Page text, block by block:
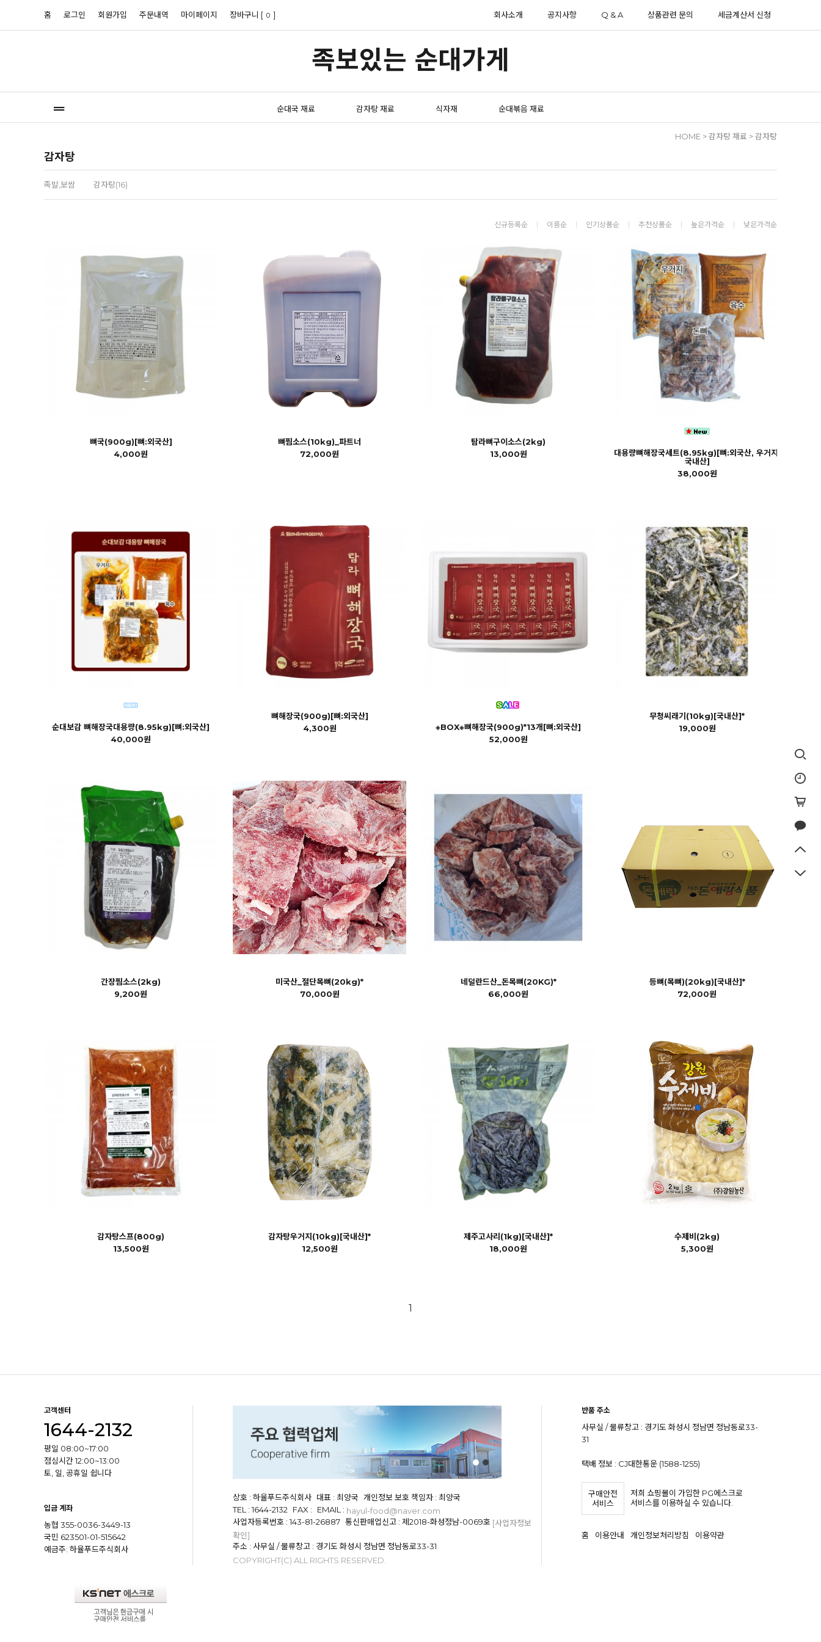
홈 로그인 회원가입 주문내역 마이페이지 장바구니 [ 0 ] 회사소개 공지사항 Q & A 상품관련 문의 세금계산서 신청
족보있는 순대가게
순대국 재료 감자탕 재료 식자재 순대볶음 재료
HOME >감자탕 재료 >감자탕
감자탕
족발,보쌈 감자탕(16)
신규등록순 이름순 인기상품순 추천상품순 높은가격순 낮은가격순
뼈국(900g)[뼈:외국산]
4,000원
뼈찜소스(10kg)_파트너
72,000원
탐라뼈구이소스(2kg)
13,000원
대용량뼈해장국세트(8.95kg)[뼈:외국산, 우거지:
국내산]
38,000원
순대보감 뼈해장국대용량(8.95kg)[뼈:외국산]
40,000원
뼈해장국(900g)[뼈:외국산]
4,300원
◈BOX◈뼈해장국(900g)*13개[뼈:외국산]
52,000원
무청씨래기(10kg)[국내산]*
19,000원
간장찜소스(2kg)
9,200원
미국산_절단목뼈(20kg)*
70,000원
네덜란드산_돈목뼈(20KG)*
66,000원
등뼈(목뼈)(20kg)[국내산]*
72,000원
감자탕스프(800g)
13,500원
감자탕우거지(10kg)[국내산]*
12,500원
제주고사리(1kg)[국내산]*
18,000원
수제비(2kg)
5,300원
1
고객센터
1644-2132
평일 08:00~17:00
점심시간 12:00~13:00
토, 일, 공휴일 쉽니다
입금 계좌
농협 355-0036-3449-13
국민 623501-01-515642
예금주: 하율푸드주식회사
상호 : 하율푸드주식회사 대표 : 최양국 개인정보 보호 책임자 : 최양국
TEL : 1644-2132
FAX : EMAIL : hayul-food@naver.com
사업자등록번호 : 143-81-26887 통신판매업신고 : 제2018-화성정남-0069호 [사업자정보
확인]
주소 : 사무실 / 물류창고 : 경기도 화성시 정남면 정남동로33-31
COPYRIGHT(C) ALL RIGHTS RESERVED.
반품 주소
사무실 / 물류창고 : 경기도 화성시 정남면 정남동로33-
31
택배 정보 : CJ대한통운 (1588-1255)
구매안전
서비스
저희 쇼핑몰이 가입한 PG에스크로
서비스를 이용하실 수 있습니다.
홈 이용안내 개인정보처리방침 이용약관